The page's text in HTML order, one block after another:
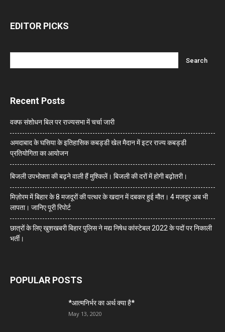
EDITOR PICKS
Recent Posts
वक्फ संशोधन बिल पर राज्यसभा में चर्चा जारी
अमदाबाद के घसिया के इतिहासिक कबड्डी खेल मैदान में इटर राज्य कबड्डी
प्रतियोगिता का आयोजन
बिजली उपभोक्ता की बढ़ने वाली हैं मुश्किलें। बिजली की दरों में होगी बढ़ोतरी।
मिज़ोरम में बिहार के 8 मजदूरों की पत्थर के खदान में दबकर हुई मौत। 4 मजदूर अब भी
लापता। जानिए पूरी रिपोर्ट
छात्रों के लिए खुशखबरी बिहार पुलिस ने मद्य निषेध कांस्टेबल 2022 के पदों पर निकाली
भर्ती।
POPULAR POSTS
*आत्मनिर्भर का अर्थ क्या है*
May 13, 2020